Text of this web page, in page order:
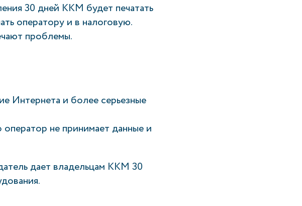
30 дней ККМ будет печатать
оператору и в налоговую.
проблемы.
Интернета и более серьезные
не принимает данные и
дает владельцам ККМ 30